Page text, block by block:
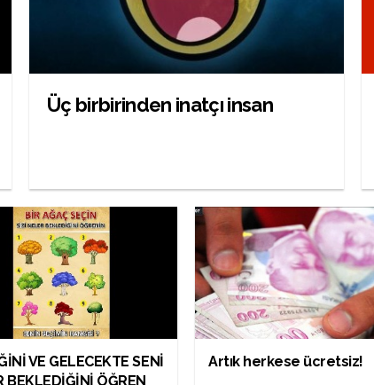
Üç birbirinden inatçı insan
VE GELECEKTE SENİ
BEKLEDİĞİNİ ÖĞREN
Artık herkese ücretsiz!